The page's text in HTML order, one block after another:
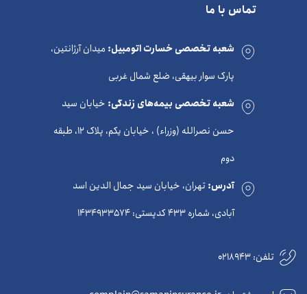
تماس با ما
شعبه تخصصی خسارت اتومبیل: میدان آرژانتین،
پارک سوار بیهقی، ضلع شمال غربی
شعبه تخصصی بیمه‌های زندگی: خیابان سید
حسن نصرالله (وزراء) ، خیابان یکم، پلاک 12، طبقه
دوم
آدرس:تهران، خیابان سید جمال الدین اسد
آبادی، شماره 433 کدپستی: 1434933574
تلفن:0218943